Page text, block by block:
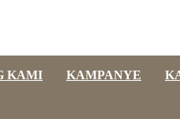
KAMI KAMPANYE